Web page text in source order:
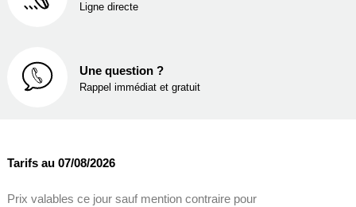
Ligne directe
Une question ?
Rappel immédiat et gratuit
Tarifs au 07/08/2026
Prix valables ce jour sauf mention contraire pour